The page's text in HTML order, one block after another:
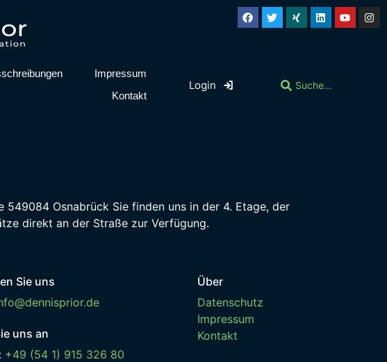
Impressum
Kontakt
Login
Osnabrück Sie finden uns in der 4. Etage, der
direkt an der Straße zur Verfügung.
Sie uns
uns an
+49 (54 1) 915 326 80
Über
Datenschutz
Impressum
Kontakt